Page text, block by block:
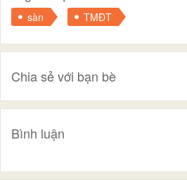
sàn TMĐT
Chia sẻ với bạn bè
Bình luận